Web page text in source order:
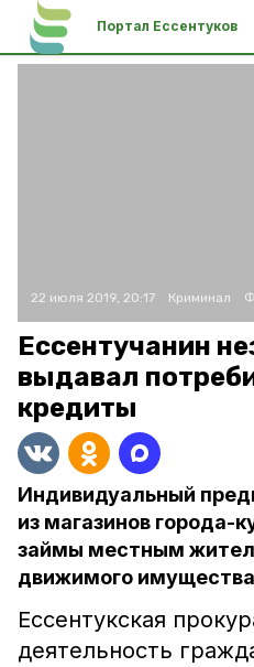
Портал Ессентуков
22 июля 2019, 20:17 Криминал
Ессентучанин
выдавал
кредиты
Индивидуальный
из магазинов города-
займы местным
движимого
Ессентукская
деятельность